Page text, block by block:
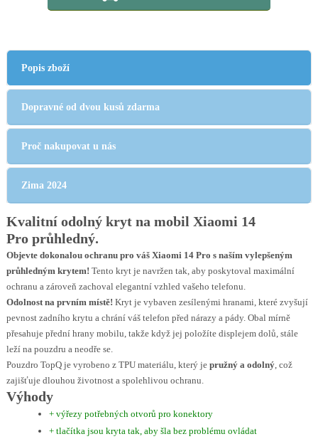
Popis zboží
Dopravné od dvou kusů zdarma
Proč nakupovat u nás
Zima 2024
Kvalitní odolný kryt na mobil Xiaomi 14
Pro průhledný.
Objevte dokonalou ochranu pro váš Xiaomi 14 Pro s naším vylepšeným
průhledným krytem! Tento kryt je navržen tak, aby poskytoval maximální
ochranu a zároveň zachoval elegantní vzhled vašeho telefonu.
Odolnost na prvním místě! Kryt je vybaven zesílenými hranami, které zvyšují
pevnost zadního krytu a chrání váš telefon před nárazy a pády. Obal mírně
přesahuje přední hrany mobilu, takže když jej položíte displejem dolů, stále
leží na pouzdru a neodře se.
Pouzdro TopQ je vyrobeno z TPU materiálu, který je pružný a odolný, což
zajišťuje dlouhou životnost a spolehlivou ochranu.
Výhody
+ výřezy potřebných otvorů pro konektory
+ tlačítka jsou kryta tak, aby šla bez problému ovládat